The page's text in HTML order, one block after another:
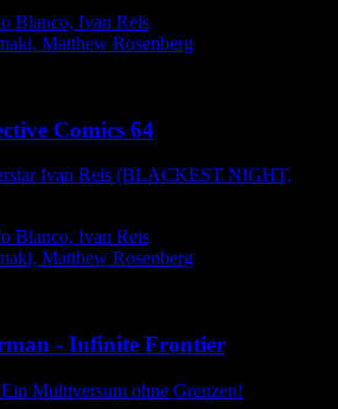
Blanco, Ivan Reis
Matthew Rosenberg
Comics 64
Ivan Reis (BLACKEST NIGHT,
Blanco, Ivan Reis
Matthew Rosenberg
- Infinite Frontier
Multiversum ohne Grenzen!